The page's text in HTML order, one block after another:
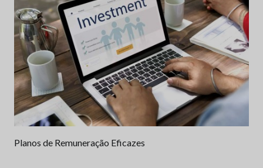
Planos de Remuneração Eficazes